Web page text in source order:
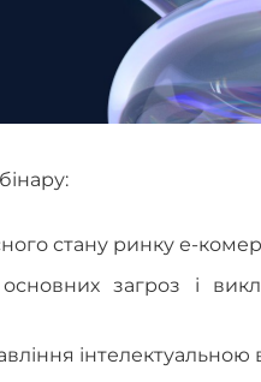
стану ринку е-
загроз і